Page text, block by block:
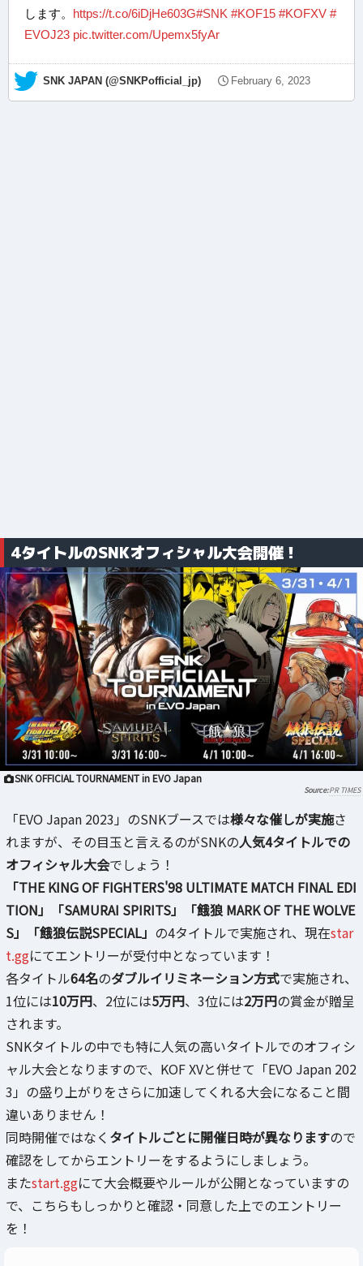
します。 https://t.co/6iDjHe603G#SNK #KOF15 #KOFXV #
EVOJ23 pic.twitter.com/Upemx5fyAr
— SNK JAPAN (@SNKPofficial_jp) February 6, 2023
4タイトルのSNKオフィシャル大会開催！
SNK OFFICIAL TOURNAMENT in EVO Japan
PR TIMES
「EVO Japan 2023」のSNKブースでは様々な催しが実施さ
れますが、その目玉と言えるのがSNKの人気4タイトルでの
オフィシャル大会でしょう！
「THE KING OF FIGHTERS'98 ULTIMATE MATCH FINAL EDI
TION」「SAMURAI SPIRITS」「餓狼 MARK OF THE WOLVE
S」「餓狼伝説SPECIAL」 の4タイトルで実施され、現在star
t.ggにてエントリーが受付中となっています！
各タイトル64名のダブルイリミネーション方式で実施され、
1位には10万円、2位には5万円、3位には2万円の賞金が贈呈
されます。
SNKタイトルの中でも特に人気の高いタイトルでのオフィシ
ャル大会となりますので、KOF XVと併せて「EVO Japan 202
3」の盛り上がりをさらに加速してくれる大会になること間
違いありません！
同時開催ではなく タイトルごとに開催日時が異なりますので
確認をしてからエントリーをするようにしましょう。
またstart.ggにて大会概要やルールが公開となっていますの
で、こちらもしっかりと確認・同意した上でのエントリー
を！